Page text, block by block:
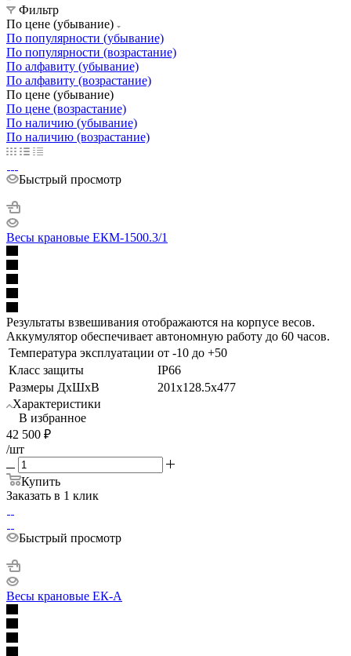
Фильтр
По цене (убывание)
По популярности (убывание)
По популярности (возрастание)
По алфавиту (убывание)
По алфавиту (возрастание)
По цене (убывание)
По цене (возрастание)
По наличию (убывание)
По наличию (возрастание)
Быстрый просмотр
Весы крановые ЕКМ-1500.3/1
Результаты взвешивания отображаются на корпусе весов.
Аккумулятор обеспечивает автономную работу до 60 часов.
Температура эксплуатации от -10 до +50
Класс защиты
IP66
Размеры ДхШхВ
201х128.5х477
Характеристики
В избранное
42 500 ₽
/шт
Купить
Заказать в 1 клик
Быстрый просмотр
Весы крановые ЕК-A